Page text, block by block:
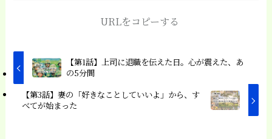
URLをコピーする
【第1話】上司に退職を伝えた日。心が震えた、あ
の5分間
【第3話】妻の「好きなことしていいよ」から、す
べてが始まった